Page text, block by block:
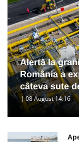
Alertă la
România a
câteva sute
08 August 14:16